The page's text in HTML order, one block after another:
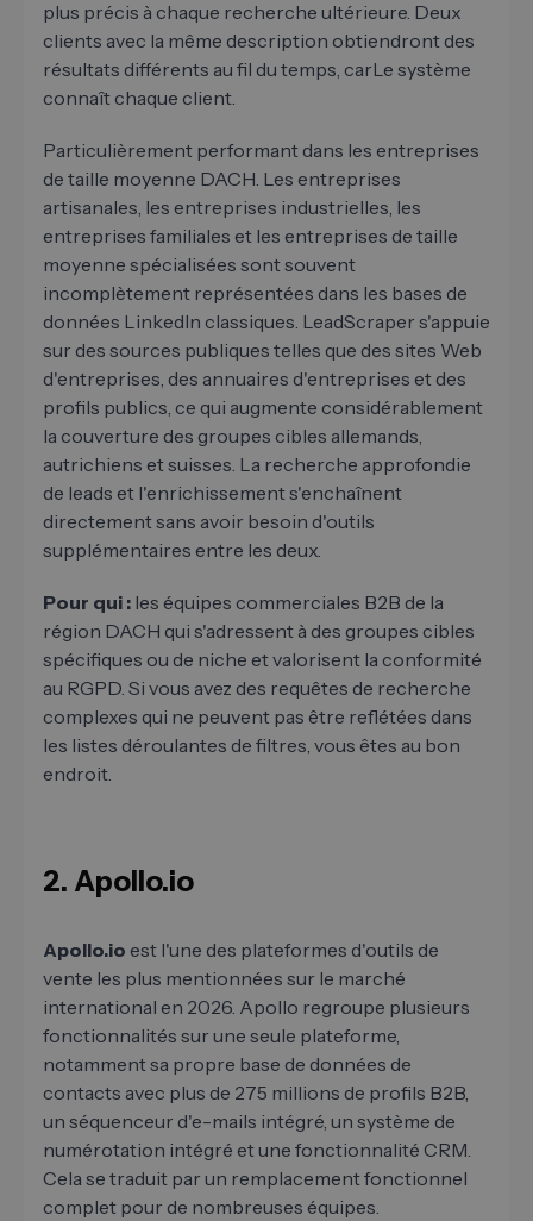
plus précis à chaque recherche ultérieure. Deux
clients avec la même description obtiendront des
résultats différents au fil du temps, carLe système
connaît chaque client.
Particulièrement performant dans les entreprises
de taille moyenne DACH. Les entreprises
artisanales, les entreprises industrielles, les
entreprises familiales et les entreprises de taille
moyenne spécialisées sont souvent
incomplètement représentées dans les bases de
données LinkedIn classiques. LeadScraper s'appuie
sur des sources publiques telles que des sites Web
d'entreprises, des annuaires d'entreprises et des
profils publics, ce qui augmente considérablement
la couverture des groupes cibles allemands,
autrichiens et suisses. La recherche approfondie
de leads et l'enrichissement s'enchaînent
directement sans avoir besoin d'outils
supplémentaires entre les deux.
Pour qui : les équipes commerciales B2B de la
région DACH qui s'adressent à des groupes cibles
spécifiques ou de niche et valorisent la conformité
au RGPD. Si vous avez des requêtes de recherche
complexes qui ne peuvent pas être reflétées dans
les listes déroulantes de filtres, vous êtes au bon
endroit.
2. Apollo.io
Apollo.io est l'une des plateformes d'outils de
vente les plus mentionnées sur le marché
international en 2026. Apollo regroupe plusieurs
fonctionnalités sur une seule plateforme,
notamment sa propre base de données de
contacts avec plus de 275 millions de profils B2B,
un séquenceur d'e-mails intégré, un système de
numérotation intégré et une fonctionnalité CRM.
Cela se traduit par un remplacement fonctionnel
complet pour de nombreuses équipes.